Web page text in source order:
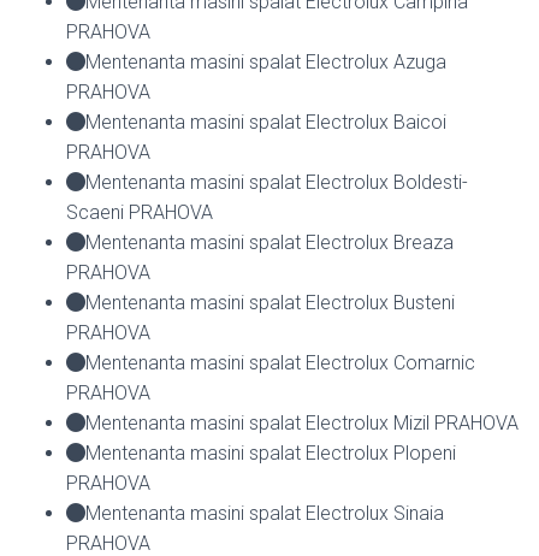
PRAHOVA
Mentenanta masini spalat Electrolux Azuga
PRAHOVA
Mentenanta masini spalat Electrolux Baicoi
PRAHOVA
Mentenanta masini spalat Electrolux Boldesti-
Scaeni PRAHOVA
Mentenanta masini spalat Electrolux Breaza
PRAHOVA
Mentenanta masini spalat Electrolux Busteni
PRAHOVA
Mentenanta masini spalat Electrolux Comarnic
PRAHOVA
Mentenanta masini spalat Electrolux Mizil PRAHOVA
Mentenanta masini spalat Electrolux Plopeni
PRAHOVA
Mentenanta masini spalat Electrolux Sinaia
PRAHOVA